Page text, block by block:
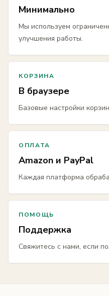
Минимально
Мы используем
улучшения работы.
КОРЗИНА
В браузере
Базовые настройки
ОПЛАТА
Amazon и PayPal
Каждая платформа
ПОМОЩЬ
Поддержка
Свяжитесь с нами, если